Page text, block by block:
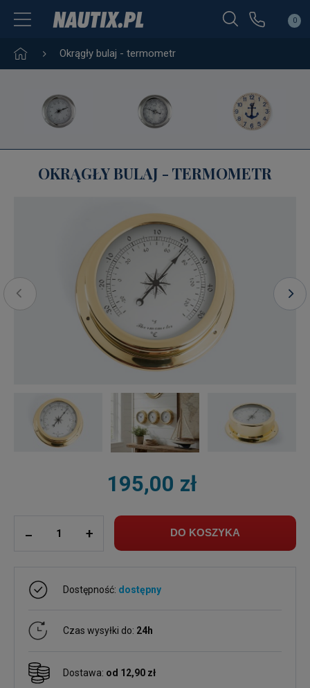
0
Okrągły bulaj - termometr
OKRĄGŁY BULAJ - TERMOMETR
195,00 zł
+ DO KOSZYKA
Dostępność: dostępny
Czas wysyłki do: 24h
Dostawa: od 12,90 zł